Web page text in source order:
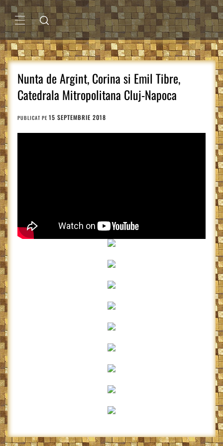
Sari
la
conținutMENIU
PRINCIPAL
Nunta de Argint, Corina si Emil Tibre,
Catedrala Mitropolitana Cluj-Napoca
PUBLICAT PE 15 SEPTEMBRIE 2018